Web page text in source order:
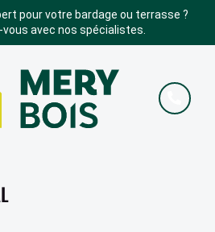
pour votre bardage ou terrasse ?
avec nos spécialistes.